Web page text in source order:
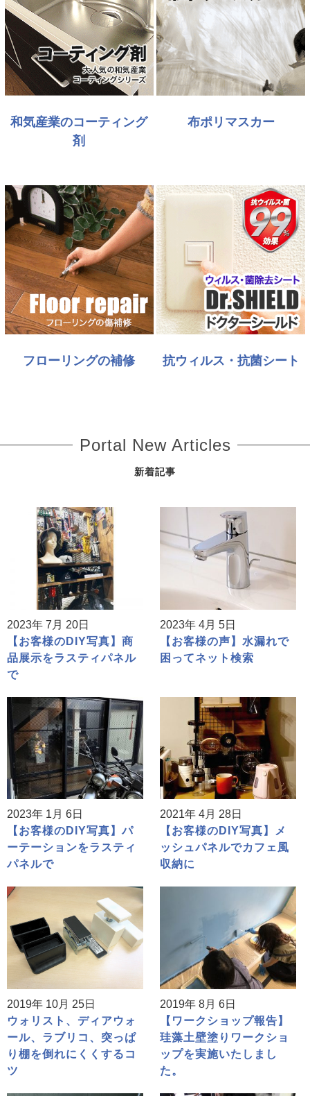
和気産業のコーティング
剤
布ポリマスカー
フローリングの補修 抗ウィルス・抗菌シート
Portal New Articles
新着記事
2023年 7月 20日
【お客様のDIY写真】商
品展示をラスティパネル
で
2023年 4月 5日
【お客様の声】水漏れで
困ってネット検索
2023年 1月 6日
【お客様のDIY写真】パ
ーテーションをラスティ
パネルで
2021年 4月 28日
【お客様のDIY写真】メ
ッシュパネルでカフェ風
収納に
2019年 10月 25日
ウォリスト、ディアウォ
ール、ラブリコ、突っぱ
り棚を倒れにくくするコ
ツ
2019年 8月 6日
【ワークショップ報告】
珪藻土壁塗りワークショ
ップを実施いたしまし
た。